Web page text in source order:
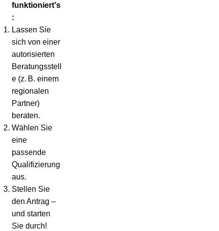
funktioniert's
:
Lassen Sie
sich von einer
autorisierten
Beratungsstell
e (z. B. einem
regionalen
Partner)
beraten.
Wählen Sie
eine
passende
Qualifizierung
aus.
Stellen Sie
den Antrag –
und starten
Sie durch!